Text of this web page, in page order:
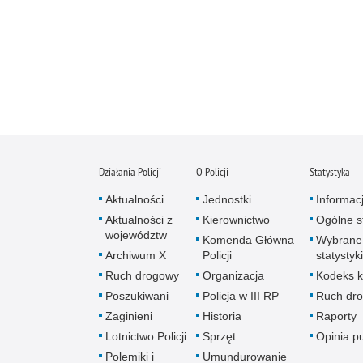
Działania Policji
Aktualności
Aktualności z
województw
Archiwum X
Ruch drogowy
Poszukiwani
Zaginieni
Lotnictwo Policji
Polemiki i
O Policji
Jednostki
Kierownictwo
Komenda Główna
Policji
Organizacja
Policja w III RP
Historia
Sprzęt
Umundurowanie
Statystyka
Ogólne
Wybrane
statystyki
Kodeks
Ruch
Raporty
Opinia